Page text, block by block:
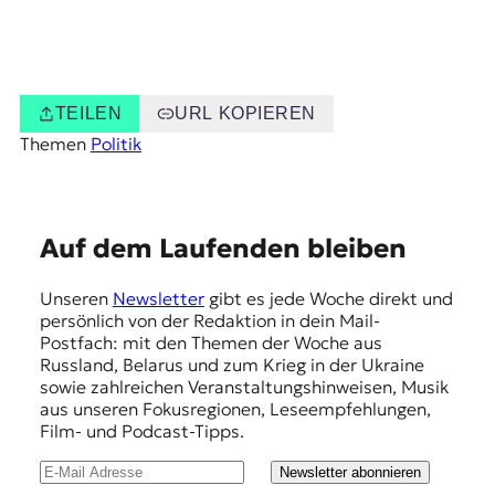
TEILEN URL KOPIEREN
Themen Politik
Auf dem Laufenden bleiben
Unseren Newslettergibt es jede Woche direkt und
persönlich von der Redaktion in dein Mail-
Postfach: mit den Themen der Woche aus
Russland, Belarus und zum Krieg in der Ukraine
sowie zahlreichen Veranstaltungshinweisen, Musik
aus unseren Fokusregionen, Leseempfehlungen,
Film- und Podcast-Tipps.
Newsletter abonnieren